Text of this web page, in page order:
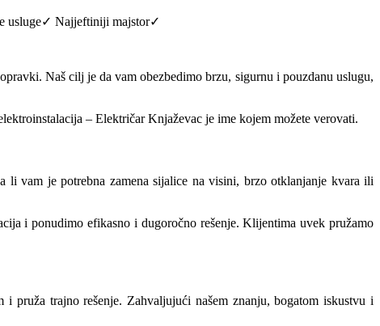
usluge✓ Najjeftiniji majstor✓
Naš cilj je da vam obezbedimo brzu, sigurnu i pouzdanu uslugu,
– Električar Knjaževac je ime kojem možete verovati.
li vam je potrebna zamena sijalice na visini, brzo otklanjanje kvara ili
i ponudimo efikasno i dugoročno rešenje. Klijentima uvek pružamo
pruža trajno rešenje. Zahvaljujući našem znanju, bogatom iskustvu i